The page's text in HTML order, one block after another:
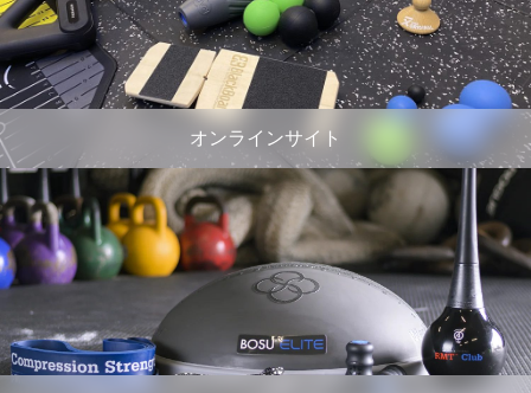
オンラインサイト